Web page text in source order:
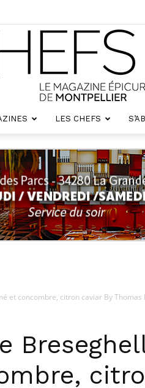
d'oc
LES CHEFS
et concombre, citron caviar By Thomas